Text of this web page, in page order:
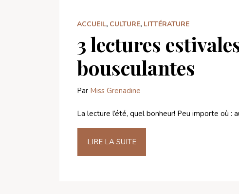
ACCUEIL, CULTURE, LITTÉRATURE
3 lectures
bousculantes
Par Miss Grenadine
La lecture l’été, quel bonheur! Peu importe où :
LIRE LA SUITE